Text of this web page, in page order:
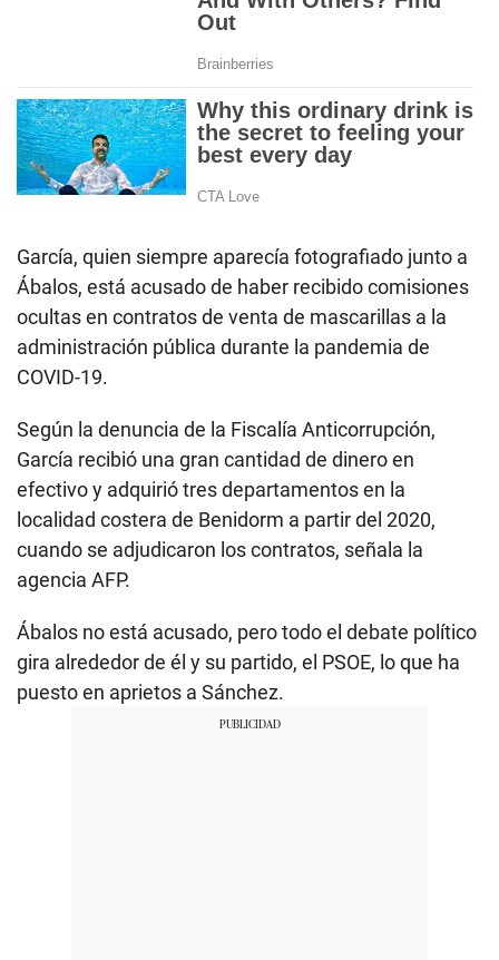
García, quien siempre aparecía fotografiado junto a
Ábalos, está acusado de haber recibido comisiones
ocultas en contratos de venta de mascarillas a la
administración pública durante la pandemia de
COVID-19.
Según la denuncia de la Fiscalía Anticorrupción,
García recibió una gran cantidad de dinero en
efectivo y adquirió tres departamentos en la
localidad costera de Benidorm a partir del 2020,
cuando se adjudicaron los contratos, señala la
agencia AFP.
Ábalos no está acusado, pero todo el debate político
gira alrededor de él y su partido, el PSOE, lo que ha
puesto en aprietos a Sánchez.